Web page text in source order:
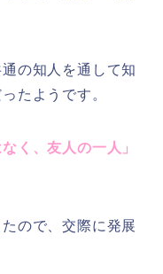
の知人を通して知
たようです。
く、友人の一人」
ので、交際に発展